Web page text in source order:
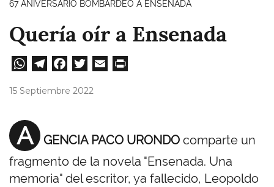
67 ANIVERSARIO BOMBARDEO A ENSENADA
Quería oír a Ensenada
W
A
pp
Te
m
Fa
15 Septiembre 2022
A GENCIA PACO URONDO comparte un
fragmento de la novela "Ensenada. Una
memoria" del escritor, ya fallecido, Leopoldo